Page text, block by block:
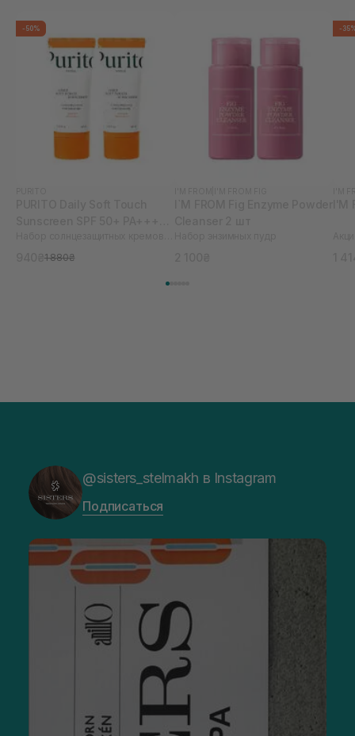
-50%
1 880₴
-
@sisters_stelmakh в Instagram
Подписаться